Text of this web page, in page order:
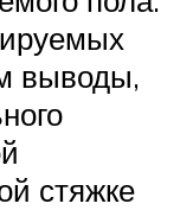
выводы,
стяжке